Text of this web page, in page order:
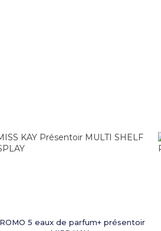
5 eaux de parfum+ présentoir